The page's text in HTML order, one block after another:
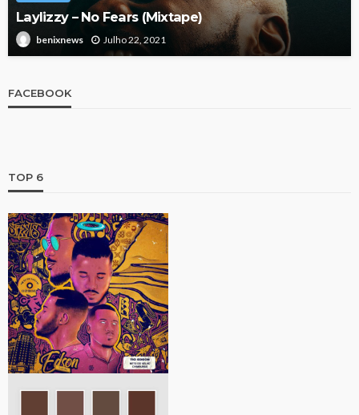
Laylizzy – No Fears (Mixtape)
benixnews Julho 22, 2021
FACEBOOK
TOP 6